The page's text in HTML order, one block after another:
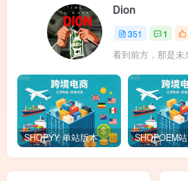
Dion
351 1
看到前方，那是未
SHOPYY 单站版本怎么收费？有免佣金额度吗？一年多少钱？